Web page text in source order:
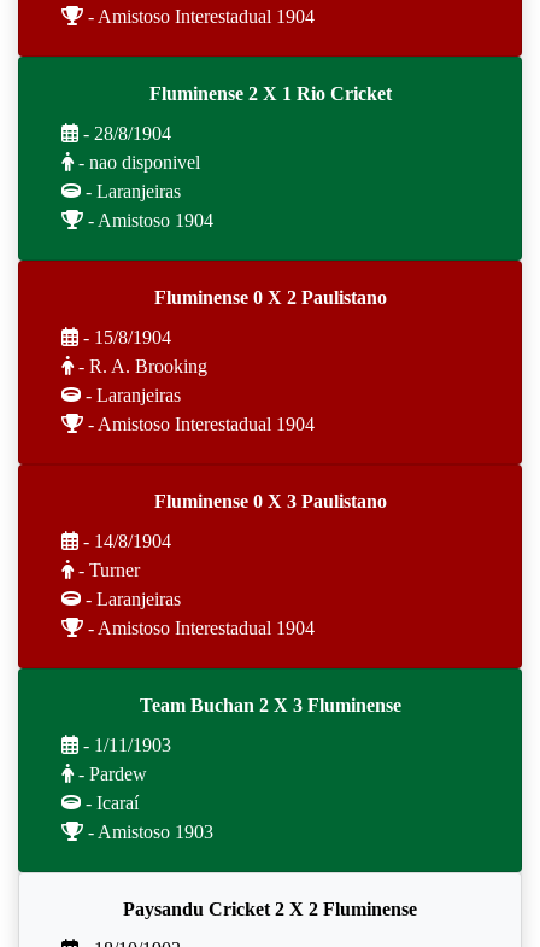
- Amistoso Interestadual 1904
Fluminense 2 X 1 Rio Cricket
- 28/8/1904
- nao disponivel
- Laranjeiras
- Amistoso 1904
Fluminense 0 X 2 Paulistano
- 15/8/1904
- R. A. Brooking
- Laranjeiras
- Amistoso Interestadual 1904
Fluminense 0 X 3 Paulistano
- 14/8/1904
- Turner
- Laranjeiras
- Amistoso Interestadual 1904
Team Buchan 2 X 3 Fluminense
- 1/11/1903
- Pardew
- Icaraí
- Amistoso 1903
Paysandu Cricket 2 X 2 Fluminense